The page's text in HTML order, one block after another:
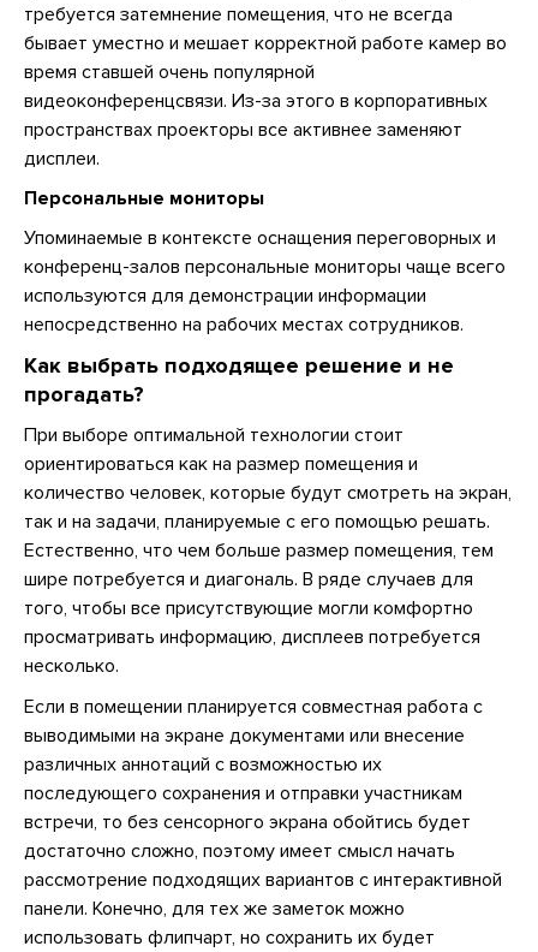
требуется затемнение помещения, что не всегда
бывает уместно и мешает корректной работе камер во
время ставшей очень популярной
видеоконференцсвязи. Из-за этого в корпоративных
пространствах проекторы все активнее заменяют
дисплеи.
Персональные мониторы
Упоминаемые в контексте оснащения переговорных и
конференц-залов персональные мониторы чаще всего
используются для демонстрации информации
непосредственно на рабочих местах сотрудников.
Как выбрать подходящее решение и не
прогадать?
При выборе оптимальной технологии стоит
ориентироваться как на размер помещения и
количество человек, которые будут смотреть на экран,
так и на задачи, планируемые с его помощью решать.
Естественно, что чем больше размер помещения, тем
шире потребуется и диагональ. В ряде случаев для
того, чтобы все присутствующие могли комфортно
просматривать информацию, дисплеев потребуется
несколько.
Если в помещении планируется совместная работа с
выводимыми на экране документами или внесение
различных аннотаций с возможностью их
последующего сохранения и отправки участникам
встречи, то без сенсорного экрана обойтись будет
достаточно сложно, поэтому имеет смысл начать
рассмотрение подходящих вариантов с интерактивной
панели. Конечно, для тех же заметок можно
использовать флипчарт, но сохранить их будет